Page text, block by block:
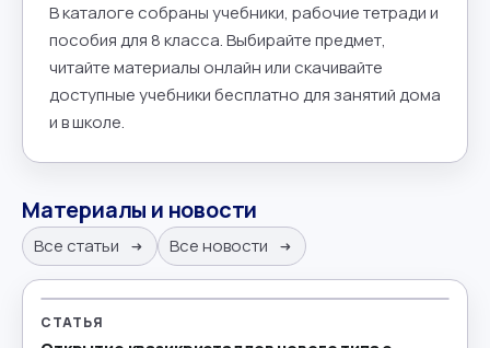
В каталоге собраны учебники, рабочие тетради и
пособия для 8 класса. Выбирайте предмет,
читайте материалы онлайн или скачивайте
доступные учебники бесплатно для занятий дома
и в школе.
Материалы и новости
Все статьи Все новости
СТАТЬЯ